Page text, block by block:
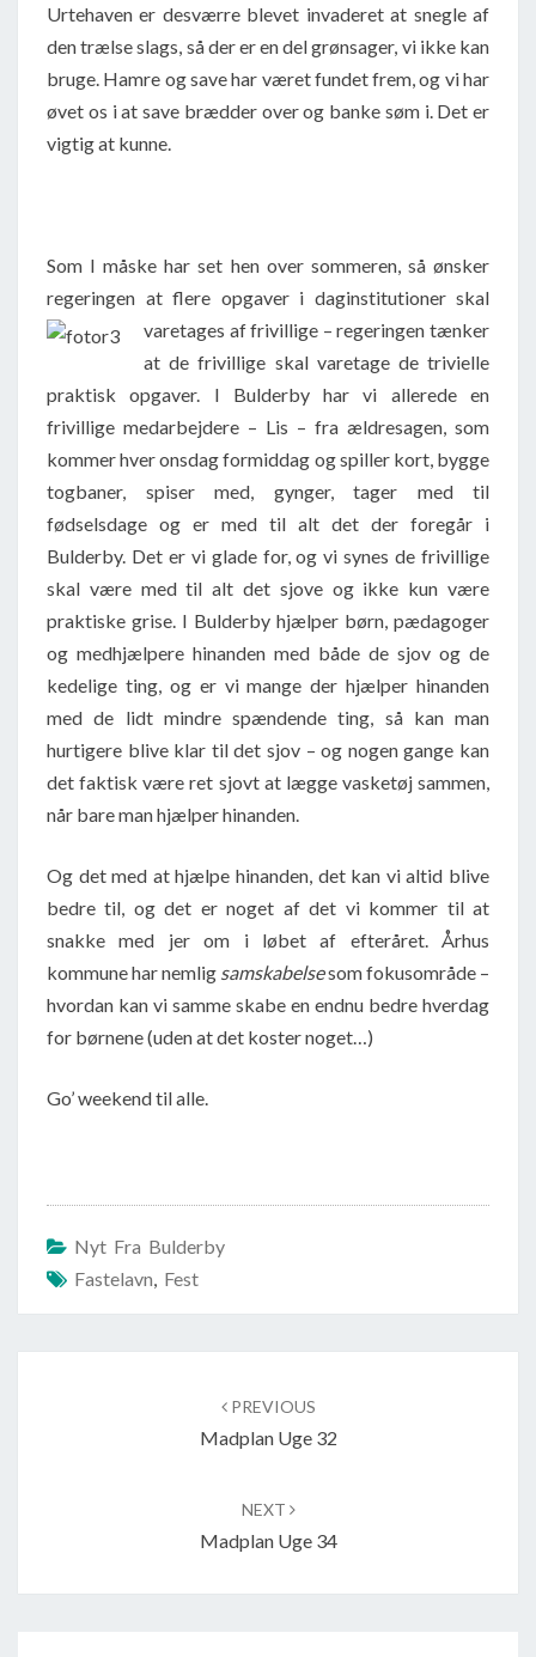
Urtehaven er desværre blevet invaderet at snegle af
den trælse slags, så der er en del grønsager, vi ikke kan
bruge. Hamre og save har været fundet frem, og vi har
øvet os i at save brædder over og banke søm i. Det er
vigtig at kunne.
Som I måske har set hen over sommeren, så ønsker
regeringen at flere opgaver i daginstitutioner skal
varetages af frivillige – regeringen tænker
at de frivillige skal varetage de trivielle
praktisk opgaver. I Bulderby har vi allerede en
frivillige medarbejdere – Lis – fra ældresagen, som
kommer hver onsdag formiddag og spiller kort, bygge
togbaner, spiser med, gynger, tager med til
fødselsdage og er med til alt det der foregår i
Bulderby. Det er vi glade for, og vi synes de frivillige
skal være med til alt det sjove og ikke kun være
praktiske grise. I Bulderby hjælper børn, pædagoger
og medhjælpere hinanden med både de sjov og de
kedelige ting, og er vi mange der hjælper hinanden
med de lidt mindre spændende ting, så kan man
hurtigere blive klar til det sjov – og nogen gange kan
det faktisk være ret sjovt at lægge vasketøj sammen,
når bare man hjælper hinanden.
Og det med at hjælpe hinanden, det kan vi altid blive
bedre til, og det er noget af det vi kommer til at
snakke med jer om i løbet af efteråret. Århus
kommune har nemlig samskabelsesom fokusområde –
hvordan kan vi samme skabe en endnu bedre hverdag
for børnene (uden at det koster noget…)
Go’ weekend til alle.
Nyt Fra Bulderby
Fastelavn, Fest
PREVIOUS
Madplan Uge 32
NEXT
Madplan Uge 34